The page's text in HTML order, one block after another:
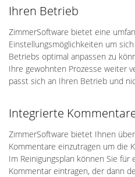
Ihren Betrieb
ZimmerSoftware bietet eine
Einstellungsmöglichkeiten um
Betriebs optimal anpassen zu
Ihre gewohnten Prozesse weiter
passt sich an Ihren Betrieb und
Integrierte
ZimmerSoftware bietet Ihnen
Kommentare einzutragen um die
Im Reinigungsplan können Sie
Kommentar eintragen, der dann